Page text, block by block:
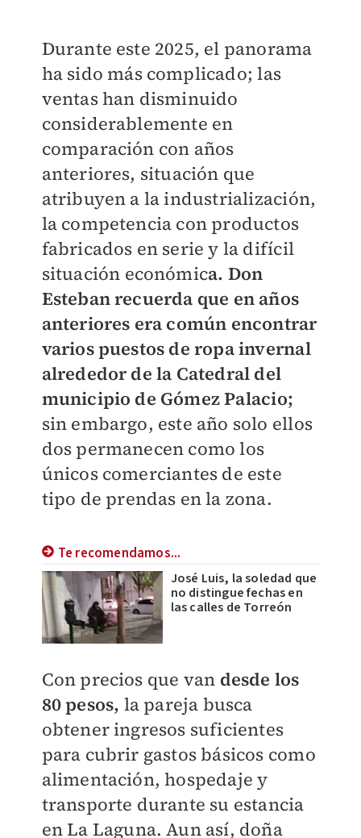
Durante este 2025, el panorama
ha sido más complicado; las
ventas han disminuido
considerablemente en
comparación con años
anteriores, situación que
atribuyen a la industrialización,
la competencia con productos
fabricados en serie y la difícil
situación económica. Don
Esteban recuerda que en años
anteriores era común encontrar
varios puestos de ropa invernal
alrededor de la Catedral del
municipio de Gómez Palacio;
sin embargo, este año solo ellos
dos permanecen como los
únicos comerciantes de este
tipo de prendas en la zona.
Te recomendamos...
José Luis, la soledad que
no distingue fechas en
las calles de Torreón
Con precios que van desde los
80 pesos, la pareja busca
obtener ingresos suficientes
para cubrir gastos básicos como
alimentación, hospedaje y
transporte durante su estancia
en La Laguna. Aun así, doña